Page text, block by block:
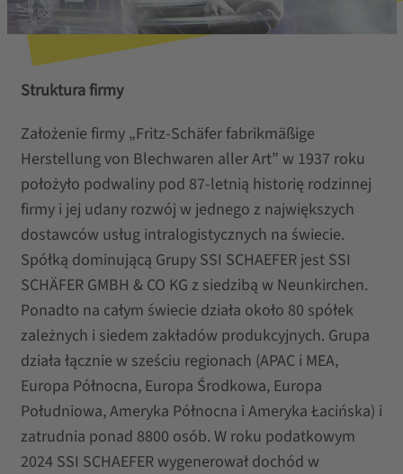
Struktura firmy
Założenie firmy „Fritz-Schäfer fabrikmäßige
Herstellung von Blechwaren aller Art” w 1937 roku
położyło podwaliny pod 87-letnią historię rodzinnej
firmy i jej udany rozwój w jednego z największych
dostawców usług intralogistycznych na świecie.
Spółką dominującą Grupy SSI SCHAEFER jest SSI
SCHÄFER GMBH & CO KG z siedzibą w Neunkirchen.
Ponadto na całym świecie działa około 80 spółek
zależnych i siedem zakładów produkcyjnych. Grupa
działa łącznie w sześciu regionach (APAC i MEA,
Europa Północna, Europa Środkowa, Europa
Południowa, Ameryka Północna i Ameryka Łacińska) i
zatrudnia ponad 8800 osób. W roku podatkowym
2024 SSI SCHAEFER wygenerował dochód w